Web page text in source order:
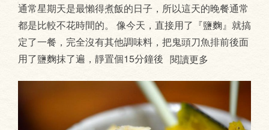
通常星期天是最懶得煮飯的日子，所以這天的晚餐通常
都是比較不花時間的。 像今天，直接用了『鹽麴』就搞
定了一餐，完全沒有其他調味料，把鬼頭刀魚排前後面
用了鹽麴抹了遍，靜置個15分鐘後 閱讀更多